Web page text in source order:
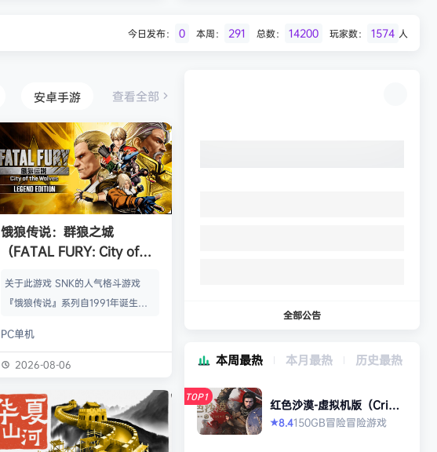
今日发布： 0 本周： 291 总数： 14200 玩家数： 1574 人
安卓手游 查看全部
饿狼传说：群狼之城
（FATAL FURY: City of
关于此游戏 SNK的人气格斗游戏
『饿狼传说』系列自1991年诞生以
潮。从1999年的『饿狼 -MARK OF
THE WOLVES-』起，时隔26年，
the Wolves』终于登场！ ■新实装
了加速兴奋的“REV系统”！ 新实装
的“REV系统”可以从战斗开始发动各
PC单机
2026-08-06
全部公告
本周最热 本月最热 历史最热
TOP1
红色沙漠-虚拟机版（Crims
on Desert HYPERVISO
R）免安装中文版
★8.4150GB冒险冒险游戏